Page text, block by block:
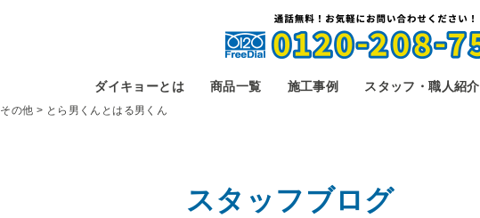
ダイキョーとは 商品一覧 施工事例 スタッフ・職人紹介
その他 > とら男くんとはる男くん
スタッフブログ